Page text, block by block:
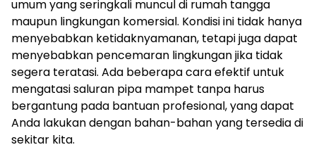
umum yang seringkali muncul di rumah tangga
maupun lingkungan komersial. Kondisi ini tidak hanya
menyebabkan ketidaknyamanan, tetapi juga dapat
menyebabkan pencemaran lingkungan jika tidak
segera teratasi. Ada beberapa cara efektif untuk
mengatasi saluran pipa mampet tanpa harus
bergantung pada bantuan profesional, yang dapat
Anda lakukan dengan bahan-bahan yang tersedia di
sekitar kita.